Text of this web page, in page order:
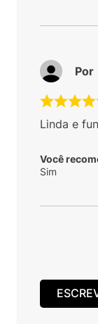
Linda e
Você
Sim
Por